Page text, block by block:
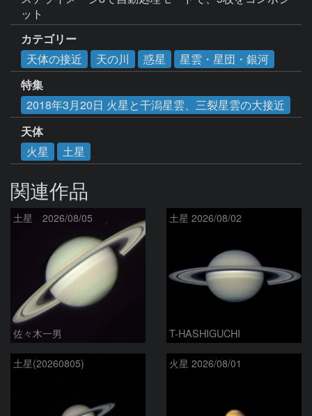
ット
カテゴリー
天体の接近
天の川 惑星
星雲・星団・銀河
特集
2018年3月20日 火星と干潟星雲、三裂星雲の大接近
天体
火星
土星
関連作品
土星 2026/08/05
佐々木一男
土星 2026/08/02
T-HASHIGUCHI
土星(20260805) 火星 2026/08/01